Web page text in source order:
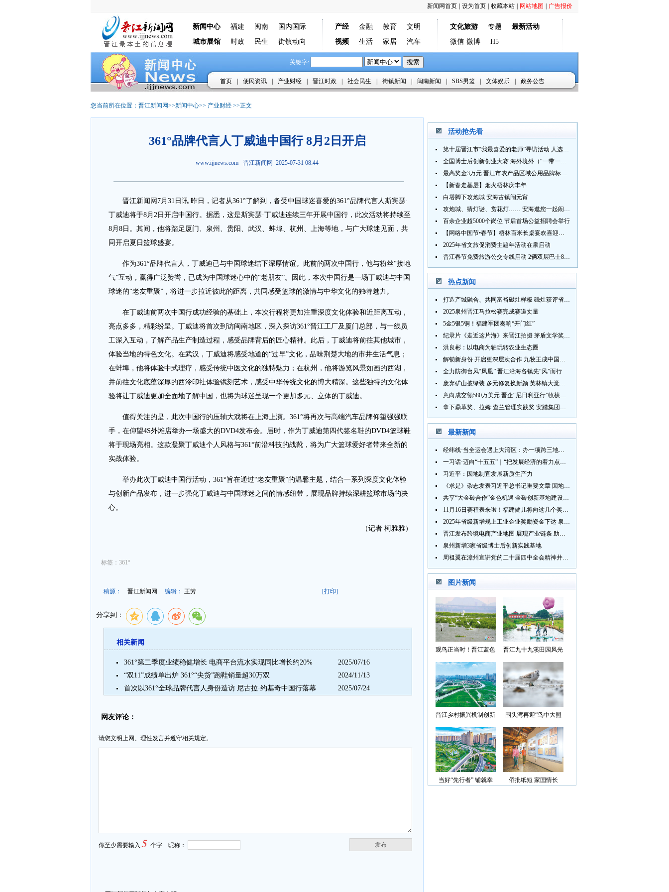
广告报价
网站地图
收藏本站
设为首页
新闻网首页
新闻中心 福建 闽南
国内国际
城市展馆
时政 民生 街镇动向
产经 金融 教育
文明
视频
生活 家居 汽车
文化旅游 专题
最新活动
微信 微博 H5
关键字:
首页 便民资讯 产业财经 晋江时政 社会民生 街镇新闻 闽南新闻 SBS男篮 文体娱乐 政务公告
您当前所在位置： 晋江新闻网>>新闻中心>> 产业财经 >>正文
361°品牌代言人丁威迪中国行 8月2日开启
www.ijjnews.com 晋江新闻网 2025-07-31 08:44
晋江新闻网7月31日讯 昨日，记者从361°了解到，备受中国球迷喜爱的361°品牌代言人斯宾瑟·
丁威迪将于8月2日开启中国行。据悉，这是斯宾瑟·丁威迪连续三年开展中国行，此次活动将持续至
8月8日。其间，他将踏足厦门、泉州、贵阳、武汉、蚌埠、杭州、上海等地，与广大球迷见面，共
同开启夏日篮球盛宴。
作为361°品牌代言人，丁威迪已与中国球迷结下深厚情谊。此前的两次中国行，他与粉丝“接地
气”互动，赢得广泛赞誉，已成为中国球迷心中的“老朋友”。因此，本次中国行是一场丁威迪与中国
球迷的“老友重聚”，将进一步拉近彼此的距离，共同感受篮球的激情与中华文化的独特魅力。
在丁威迪前两次中国行成功经验的基础上，本次行程将更加注重深度文化体验和近距离互动，
亮点多多，精彩纷呈。丁威迪将首次到访闽南地区，深入探访361°晋江工厂及厦门总部，与一线员
工深入互动，了解产品生产制造过程，感受品牌背后的匠心精神。此后，丁威迪将前往其他城市，
体验当地的特色文化。在武汉，丁威迪将感受地道的“过早”文化，品味荆楚大地的市井生活气息；
在蚌埠，他将体验中式理疗，感受传统中医文化的独特魅力；在杭州，他将游览风景如画的西湖，
并前往文化底蕴深厚的西泠印社体验镌刻艺术，感受中华传统文化的博大精深。这些独特的文化体
验将让丁威迪更加全面地了解中国，也将为球迷呈现一个更加多元、立体的丁威迪。
值得关注的是，此次中国行的压轴大戏将在上海上演。361°将再次与高端汽车品牌仰望强强联
手，在仰望4S外滩店举办一场盛大的DVD4发布会。届时，作为丁威迪第四代签名鞋的DVD4篮球鞋
将于现场亮相。这款凝聚丁威迪个人风格与361°前沿科技的战靴，将为广大篮球爱好者带来全新的
实战体验。
举办此次丁威迪中国行活动，361°旨在通过“老友重聚”的温馨主题，结合一系列深度文化体验
与创新产品发布，进一步强化丁威迪与中国球迷之间的情感纽带，展现品牌持续深耕篮球市场的决
心。
（记者 柯雅雅）
标签：361°
稿源： 晋江新闻网 编辑： 王芳 [打印]
分享到：
相关新闻
361°第二季度业绩稳健增长 电商平台流水实现同比增长约20%
2025/07/16
“双11”成绩单出炉 361°“尖货”跑鞋销量超30万双
2024/11/13
首次以361°全球品牌代言人身份造访 尼古拉·约基奇中国行落幕
2025/07/24
网友评论：
请您文明上网、理性发言并遵守相关规定。
发布
你至少需要输入5 个字 昵称：
活动抢先看
第十届晋江市“我最喜爱的老师”寻访活动 人选推荐火热进行中 快来“秀”您最喜爱的老师
全国博士后创新创业大赛 海外境外（“一带一路”）赛七大赛道等你来战
最高奖金3万元 晋江市农产品区域公用品牌标识Logo及特色农产品包装设计征集活动正式启动
【新春走基层】烟火梧林庆丰年
白塔脚下攻炮城 安海古镇闹元宵
攻炮城、猜灯谜、赏花灯…… 安海邀您一起闹元宵
百余企业超5000个岗位 节后首场公益招聘会举行
【网络中国节•春节】梧林百米长桌宴欢喜迎新春
2025年省文旅促消费主题年活动在泉启动
晋江春节免费旅游公交专线启动 2辆双层巴士8辆铛铛车带你游
热点新闻
打造产城融合、共同富裕磁灶样板 磁灶获评省级乡村振兴示范乡镇
2025泉州晋江马拉松赛完成赛道丈量
5金5银5铜！福建军团奏响“开门红”
纪录片《走近这片海》来晋江拍摄 茅盾文学奖得主麦家探寻晋江“海海”人生
洪良彬：以电商为轴玩转农业生态圈
解锁新身份 开启更深层次合作 九牧王成中国奥委会官方赞助商
全力防御台风“凤凰” 晋江沿海各镇先“风”而行
废弃矿山披绿装 多元修复换新颜 英林镇大觉山片区废弃矿山生态修复项目通过验收
意向成交额580万美元 晋企“尼日利亚行”收获满满
拿下鼎革奖、拉姆·查兰管理实践奖 安踏集团获企业管理权威奖项
最新新闻
经纬线·当全运会遇上大湾区：办一项跨三地的赛事有多硬核？
一习话·迈向“十五五”｜“把发展经济的着力点放在实体经济上”
习近平：因地制宜发展新质生产力
《求是》杂志发表习近平总书记重要文章 因地制宜发展新质生产力
共享“大金砖合作”金色机遇 金砖创新基地建设成效显著
11月16日赛程表来啦！福建健儿将向这几个奖牌发起冲击→
2025年省级新增规上工业企业奖励资金下达 泉州市获补资金居全省首位
晋江发布跨境电商产业地图 展现产业链条 助力“晋品出海”
泉州新增3家省级博士后创新实践基地
周祖翼在漳州宣讲党的二十届四中全会精神并调研
图片新闻
观鸟正当时！晋江蓝色
晋江九十九溪田园风光
光”首批认定名单
晋江乡村振兴机制创新
围头湾再迎“鸟中大熊
当好“先行者” 铺就幸
侨批纸短 家国情长